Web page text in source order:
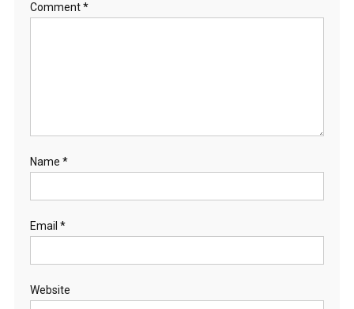
Comment*
Name *
Email *
Website